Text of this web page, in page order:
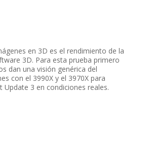
en 3D es el rendimiento de la
3D. Para esta prueba primero
dan una visión genérica del
con el 3990X y el 3970X para
3 en condiciones reales.